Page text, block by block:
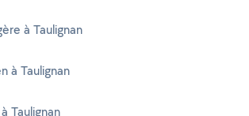
à Taulignan
à Taulignan
Taulignan